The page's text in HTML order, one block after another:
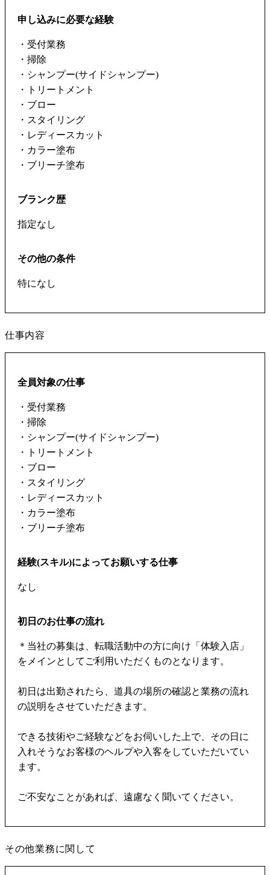
申し込みに必要な経験
・受付業務
・掃除
・シャンプー(サイドシャンプー)
・トリートメント
・ブロー
・スタイリング
・レディースカット
・カラー塗布
・ブリーチ塗布
ブランク歴
指定なし
その他の条件
特になし
仕事内容
全員対象の仕事
・受付業務
・掃除
・シャンプー(サイドシャンプー)
・トリートメント
・ブロー
・スタイリング
・レディースカット
・カラー塗布
・ブリーチ塗布
経験(スキル)によってお願いする仕事
なし
初日のお仕事の流れ
＊当社の募集は、転職活動中の方に向け「体験入店」
をメインとしてご利用いただくものとなります。
初日は出勤されたら、道具の場所の確認と業務の流れ
の説明をさせていただきます。
できる技術やご経験などをお伺いした上で、その日に
入れそうなお客様のヘルプや入客をしていただいてい
ます。
ご不安なことがあれば、遠慮なく聞いてください。
その他業務に関して